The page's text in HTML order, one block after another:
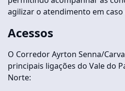
agilizar o atendimento em
Acessos
O Corredor Ayrton Senna/
principais ligações do Vale do
Norte: